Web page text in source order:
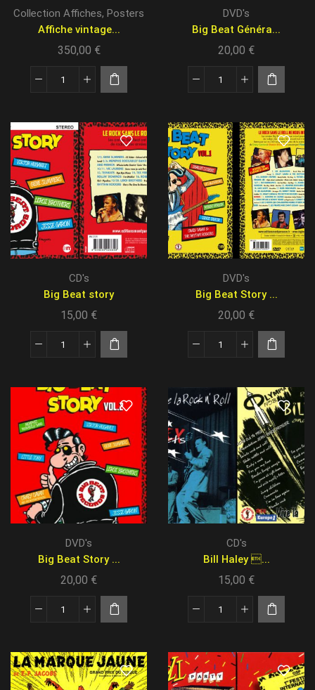
Collection Affiches, Posters
Affiche vintage...
350,00 €
DVD's
Big Beat Généra...
20,00 €
CD's
Big Beat story
15,00 €
DVD's
Big Beat Story ...
20,00 €
DVD's
Big Beat Story ...
20,00 €
CD's
Bill Haley ...
15,00 €